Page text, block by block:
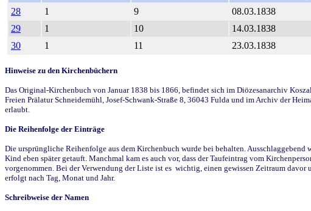
28
1 9 08.03.1838
29
1 10 14.03.1838
30
1 11 23.03.1838
Hinweise zu den Kirchenbüchern
Das Original-Kirchenbuch von Januar 1838 bis 1866, befindet sich im Diözesanarchiv
Freien Prälatur Schneidemühl, Josef-Schwank-Straße 8, 36043 Fulda und im Archiv der
erlaubt.
Die Reihenfolge der Einträge
Die ursprüngliche Reihenfolge aus dem Kirchenbuch wurde bei behalten.
Kind eben später getauft. Manchmal kam es auch vor, dass der Taufeintrag vom
vorgenommen. Bei der Verwendung der Liste ist es wichtig, einen gewissen Zeitraum
erfolgt nach Tag, Monat und Jahr.
Schreibweise der Namen